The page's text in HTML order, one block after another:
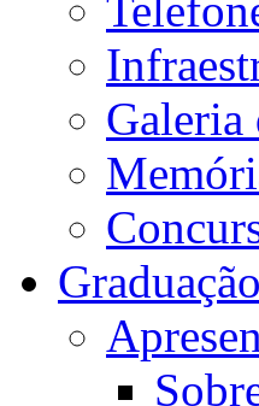
Galeria
Graduação